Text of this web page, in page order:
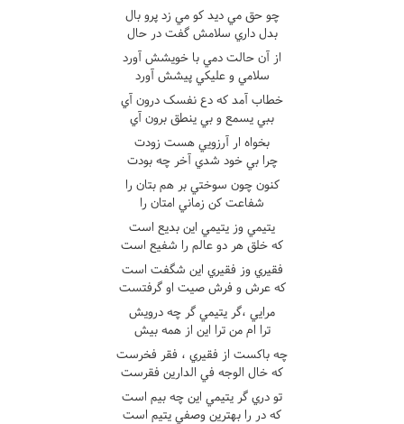
چو حق مي ديد کو مي زد پرو بال
بدل داري سلامش گفت در حال
از آن حالت دمي با خويشش آورد
سلامي و عليکي پيشش آورد
خطاب آمد که دع نفسک درون آي
ببي يسمع و بي ينطق برون آي
بخواه ار آرزويي هست زودت
چرا بي خود شدي آخر چه بودت
کنون چون سوختي بر هم بتان را
شفاعت کن زماني امتان را
يتيمي وز يتيمي اين بديع است
که خلق هر دو عالم را شفيع است
فقيري وز فقيري اين شگفت است
که عرش و فرش صيت او گرفتست
مرايي ،گر يتيمي گر چه درويش
ترا ام من ترا اين از همه بيش
چه باکست از فقيري ، فقر فخرست
که خال الوجه في الدارين فقرست
تو دري گر يتيمي اين چه بيم است
که در را بهترين وصفي يتيم است